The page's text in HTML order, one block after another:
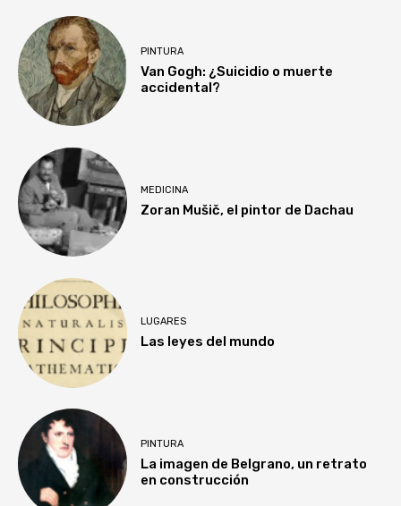
PINTURA
Van Gogh: ¿Suicidio o muerte
accidental?
MEDICINA
Zoran Mušič, el pintor de Dachau
LUGARES
Las leyes del mundo
PINTURA
La imagen de Belgrano, un retrato
en construcción